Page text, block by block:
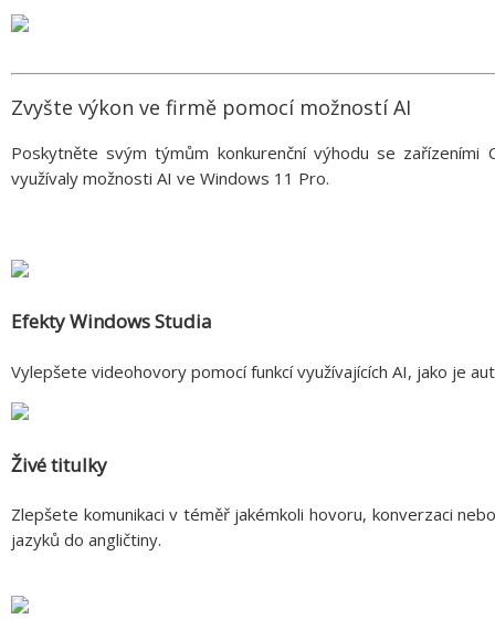
Zvyšte výkon ve firmě pomocí možností AI
Poskytněte svým týmům konkurenční výhodu se
využívaly možnosti AI ve Windows 11 Pro.
Efekty Windows Studia
Vylepšete videohovory pomocí funkcí využívajících AI, jako je
Živé titulky
Zlepšete komunikaci v téměř jakémkoli hovoru, konverzaci
jazyků do angličtiny.